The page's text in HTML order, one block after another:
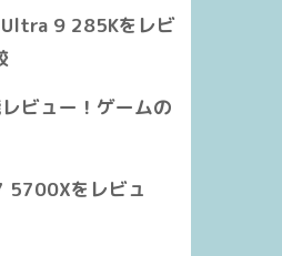
Ultra 9 285Kをレビ
ビュー！ゲームの
5700Xをレビュ